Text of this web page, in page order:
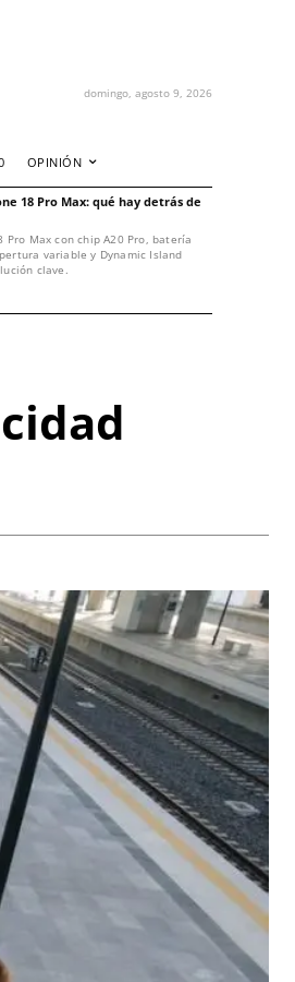
domingo, agosto 9, 2026
OPINIÓN
18 Pro Max: qué hay detrás de
Pro Max con chip A20 Pro, batería
variable y Dynamic Island
clave.